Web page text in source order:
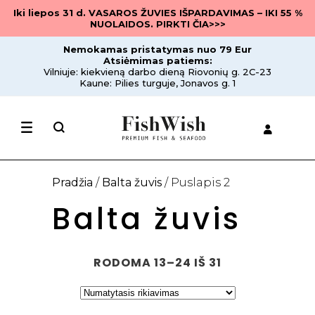
Iki liepos 31 d. VASAROS ŽUVIES IŠPARDAVIMAS – IKI 55 %
NUOLAIDOS. PIRKTI ČIA>>>
Nemokamas pristatymas nuo 79 Eur
Atsiėmimas patiems:
Vilniuje: kiekvieną darbo dieną Riovonių g. 2C-23
Kaune: Pilies turguje, Jonavos g. 1
Pradžia / Balta žuvis / Puslapis 2
Balta žuvis
RODOMA 13–24 IŠ 31